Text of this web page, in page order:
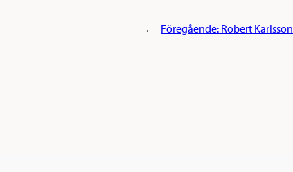
← Föregående: Robert Karlsson